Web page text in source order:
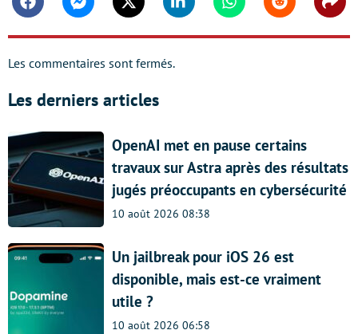
FacebookMessengerTwitter Linkedin WhatsappReddit
Les commentaires sont fermés.
Les derniers articles
OpenAI met en pause certains
travaux sur Astra après des résultats
jugés préoccupants en cybersécurité
10 août 2026 08:38
Un jailbreak pour iOS 26 est
disponible, mais est-ce vraiment
utile ?
10 août 2026 06:58